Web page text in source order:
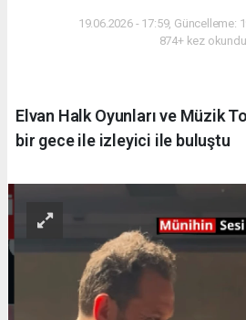
19.06.2026 - 17:59, Güncelleme:
874+ kez okundu.
Elvan Halk Oyunları ve Müzik
bir gece ile izleyici ile buluştu